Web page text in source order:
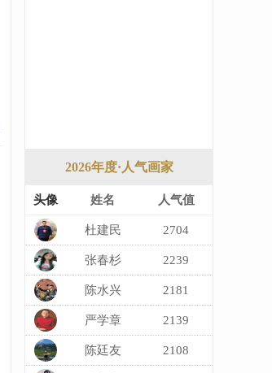
2026年度·人气画家
头像 姓名 人气值
杜建民 2704
张春杉 2239
陈水兴 2181
严学章 2139
陈廷友 2108